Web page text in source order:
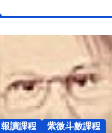
報讀課程 紫微斗數課程